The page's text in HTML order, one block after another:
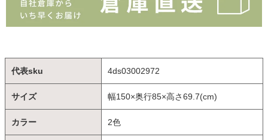
代表sku 4ds03002972
サイズ 幅150×奥行85×高さ69.7(cm)
カラー 2色